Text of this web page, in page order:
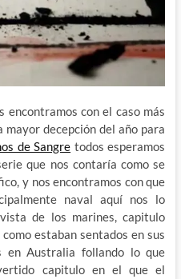
encontramos con el caso más
mayor decepción del año para
de Sangre todos esperamos
que nos contaría como se
y nos encontramos con que
naval aquí nos lo
de los marines, capitulo
estaban sentados en sus
en Australia follando lo que
capitulo en el que el